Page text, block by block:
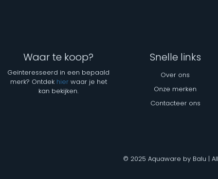
Waar te koop?
Geïnteresseerd in een bepaald
merk? Ontdek hierwaar je het
kan bekijken.
Snelle links
Over ons
Onze merken
Contacteer ons
© 2025 Aquaware by Balu |